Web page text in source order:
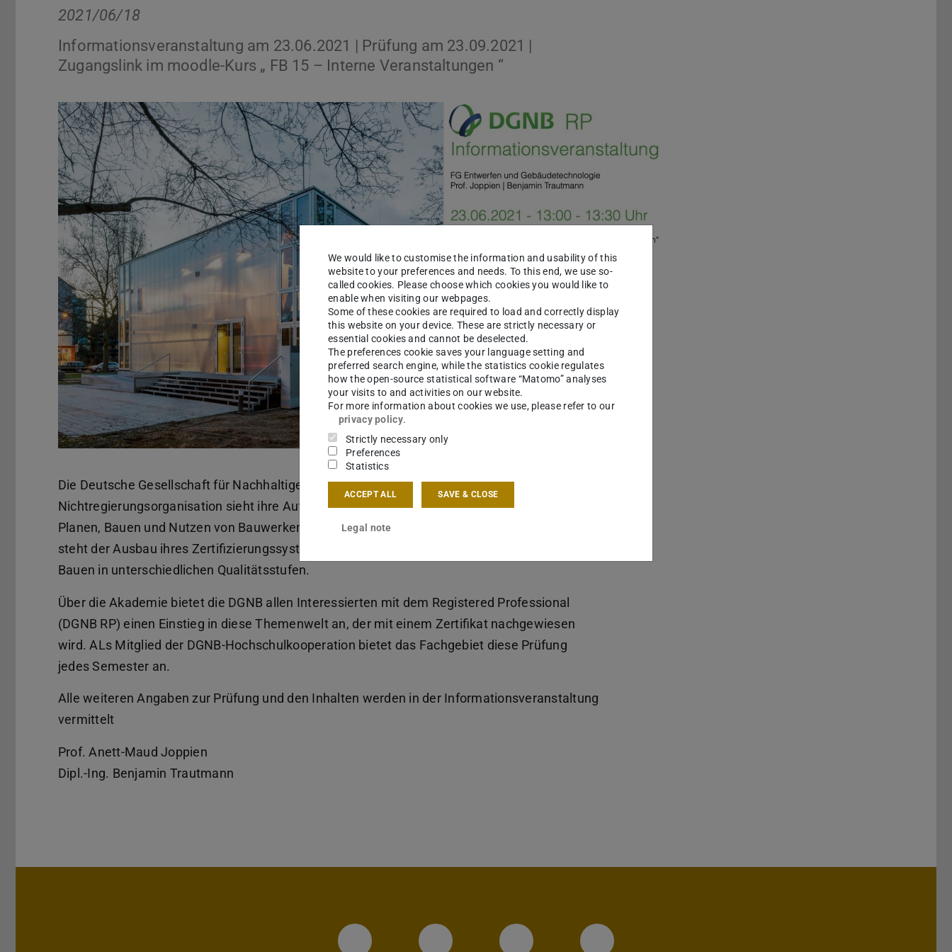
2021/06/18
Informationsveranstaltung am 23.06.2021 | Prüfung am 23.09.2021 |
Zugangslink im moodle-Kurs „ FB 15 – Interne Veranstaltungen “
Die Deutsche Gesellschaft für Nachhaltiges Bauen – DGNB e.V. als gemeinnützige und
Nichtregierungsorganisation sieht ihre Aufgabe darin, Wege und Lösungen für nachhaltiges
Planen, Bauen und Nutzen von Bauwerken zu entwickeln und zu fördern. Im Fokus ihrer Arbeit
steht der Ausbau ihres Zertifizierungssystems mit der Vergabe des Gütesiegels Nachhaltiges
Bauen in unterschiedlichen Qualitätsstufen.
Über die Akademie bietet die DGNB allen Interessierten mit dem Registered Professional
(DGNB RP) einen Einstieg in diese Themenwelt an, der mit einem Zertifikat nachgewiesen
wird. ALs Mitglied der DGNB-Hochschulkooperation bietet das Fachgebiet diese Prüfung
jedes Semester an.
Alle weiteren Angaben zur Prüfung und den Inhalten werden in der Informationsveranstaltung
vermittelt
Prof. Anett-Maud Joppien
Dipl.-Ing. Benjamin Trautmann
We would like to customise the information and usability of this
website to your preferences and needs. To this end, we use so-
called cookies. Please choose which cookies you would like to
enable when visiting our webpages.
Some of these cookies are required to load and correctly display
this website on your device. These are strictly necessary or
essential cookies and cannot be deselected.
The preferences cookie saves your language setting and
preferred search engine, while the statistics cookie regulates
how the open-source statistical software “Matomo” analyses
your visits to and activities on our website.
For more information about cookies we use, please refer to our
privacy policy.
Strictly necessary only
Preferences
Statistics
ACCEPT ALL SAVE & CLOSE
Legal note